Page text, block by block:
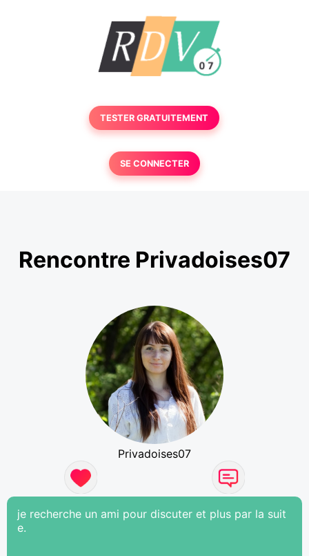
TESTER GRATUITEMENT
SE CONNECTER
Rencontre Privadoises07
Privadoises07
je recherche un ami pour discuter et plus par la suit
e.